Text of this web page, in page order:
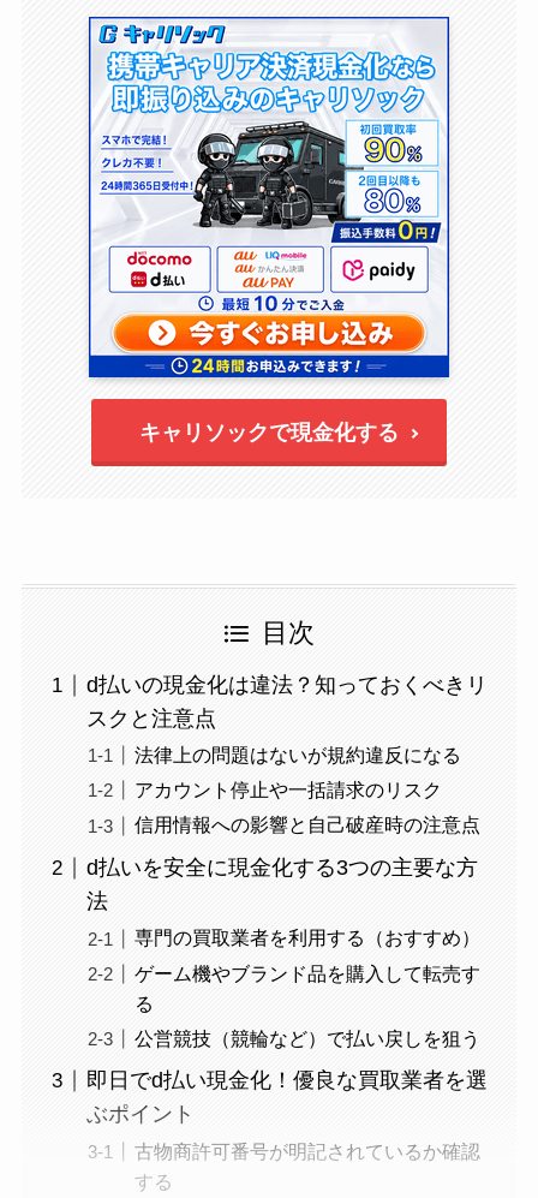
キャリソックで現金化する
目次
d払いの現金化は違法？知っておくべきリ
スクと注意点
法律上の問題はないが規約違反になる
アカウント停止や一括請求のリスク
信用情報への影響と自己破産時の注意点
d払いを安全に現金化する3つの主要な方
法
専門の買取業者を利用する（おすすめ）
ゲーム機やブランド品を購入して転売す
る
公営競技（競輪など）で払い戻しを狙う
即日でd払い現金化！優良な買取業者を選
ぶポイント
古物商許可番号が明記されているか確認
する